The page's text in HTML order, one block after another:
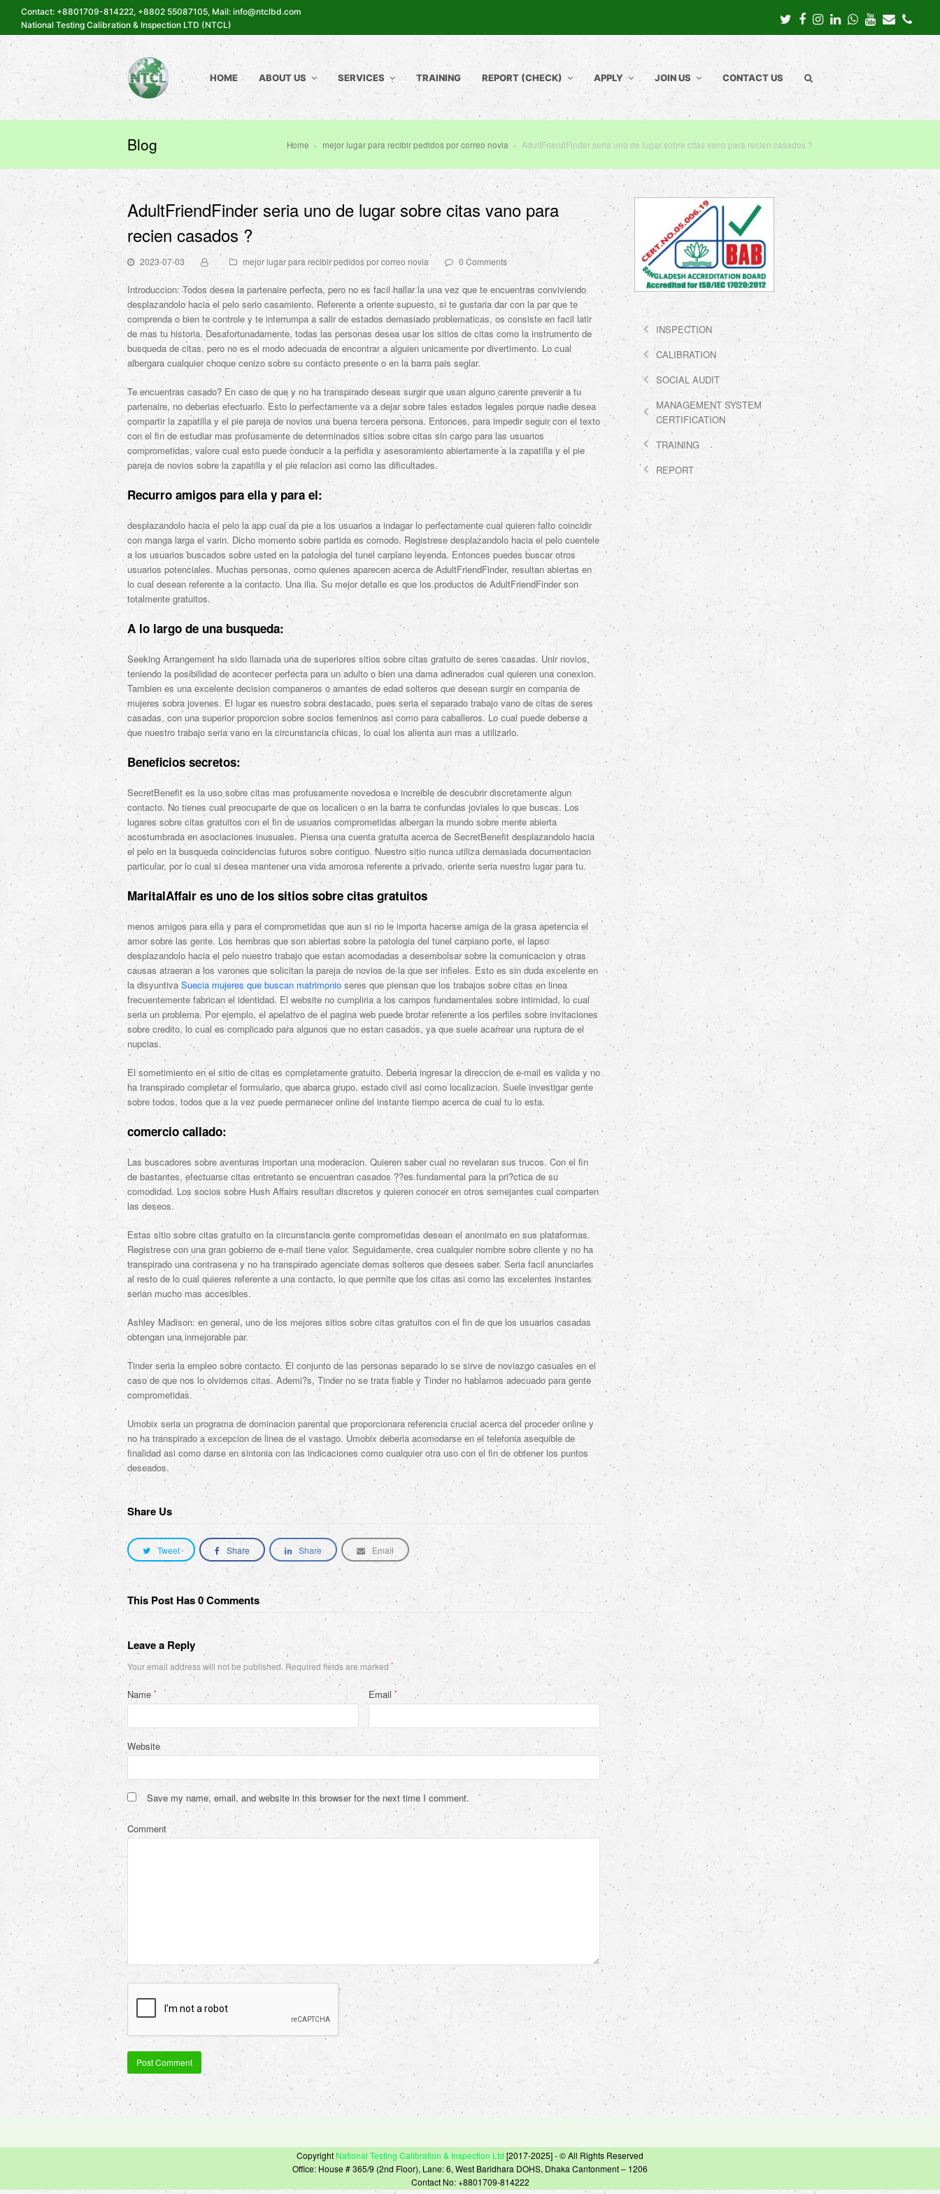
Contact: +8801709-814222, +8802 55087105, Mail: info@ntclbd.com
National Testing Calibration & Inspection LTD (NTCL)
TwitterFacebook
Instagram
LinkedInWhatsapp
Youtube
Email
HOME ABOUT US SERVICES TRAINING REPORT (CHECK) APPLY JOIN US CONTACT US
Blog Home » mejor lugar para recibir pedidos por correo novia » AdultFriendFinder seri­a uno de lugar sobre citas vano para recien casados ?
AdultFriendFinder seri­a uno de lugar sobre citas vano para
recien casados ?
2023-07-03 mejor lugar para recibir pedidos por correo novia 0 Comments
Introduccion: Todos desea la partenaire perfecta, pero no es facil hallar la una vez que te encuentras conviviendo
desplazandolo hacia el pelo serio casamiento. Referente a oriente supuesto, si te gustaria dar con la par que te
comprenda o bien te controle y te interrumpa a salir de estados demasiado problematicas, os consiste en facil latir
de mas tu historia. Desafortunadamente, todas las personas desea usar los sitios de citas como la instrumento de
busqueda de citas, pero no es el modo adecuada de encontrar a alguien unicamente por divertimento. Lo cual
albergara cualquier choque cenizo sobre su contacto presente o en la barra pais seglar.
Te encuentras casado? En caso de que y no ha transpirado deseas surgir que usan alguno carente prevenir a tu
partenaire, no deberias efectuarlo. Esto lo perfectamente va a dejar sobre tales estados legales porque nadie desea
compartir la zapatilla y el pie pareja de novios una buena tercera persona. Entonces, para impedir seguir con el texto
con el fin de estudiar mas profusamente de determinados sitios sobre citas sin cargo para las usuarios
comprometidas, valore cual esto puede conducir a la perfidia y asesoramiento abiertamente a la zapatilla y el pie
pareja de novios sobre la zapatilla y el pie relacion asi­ como las dificultades.
Recurro amigos para ella y para el:
desplazandolo hacia el pelo la app cual da pie a los usuarios a indagar lo perfectamente cual quieren falto coincidir
con manga larga el varin. Dicho momento sobre partida es comodo. Registrese desplazandolo hacia el pelo cuentele
a los usuarios buscados sobre usted en la patologi­a del tunel carpiano leyenda. Entonces puedes buscar otros
usuarios potenciales. Muchas personas, como quienes aparecen acerca de AdultFriendFinder, resultan abiertas en
lo cual desean referente a la contacto. Una ilia. Su mejor detalle es que los productos de AdultFriendFinder son
totalmente gratuitos.
A lo largo de una busqueda:
Seeking Arrangement ha sido llamada una de superiores sitios sobre citas gratuito de seres casadas. Unir novios,
teniendo la posibilidad de acontecer perfecta para un adulto o bien una dama adinerados cual quieren una conexion.
Tambien es una excelente decision companeros o amantes de edad solteros que desean surgir en compania de
mujeres sobra jovenes. El lugar es nuestro sobra destacado, pues seri­a el separado trabajo vano de citas de seres
casadas, con una superior proporcion sobre socios femeninos asi­ como para caballeros. Lo cual puede deberse a
que nuestro trabajo seri­a vano en la circunstancia chicas, lo cual los alienta aun mas a utilizarlo.
Beneficios secretos:
SecretBenefit es la uso sobre citas mas profusamente novedosa e increible de descubrir discretamente algun
contacto. No tienes cual preocuparte de que os localicen o en la barra te confundas joviales lo que buscas. Los
lugares sobre citas gratuitos con el fin de usuarios comprometidas albergan la mundo sobre mente abierta
acostumbrada en asociaciones inusuales. Piensa una cuenta gratuita acerca de SecretBenefit desplazandolo hacia
el pelo en la busqueda coincidencias futuros sobre contiguo. Nuestro sitio nunca utiliza demasiada documentacion
particular, por lo cual si desea mantener una vida amorosa referente a privado, oriente seri­a nuestro lugar para tu.
MaritalAffair es uno de los sitios sobre citas gratuitos
menos amigos para ella y para el comprometidas que aun si no le importa hacerse amiga de la grasa apetencia el
amor sobre las gente. Los hembras que son abiertas sobre la patologi­a del tunel carpiano porte, el lapso
desplazandolo hacia el pelo nuestro trabajo que estan acomodadas a desembolsar sobre la comunicacion y otras
causas atraeran a los varones que solicitan la pareja de novios de la que ser infieles. Esto es sin duda excelente en
la disyuntiva Suecia mujeres que buscan matrimonioseres que piensan que los trabajos sobre citas en linea
frecuentemente fabrican el identidad. El website no cumpliria a los campos fundamentales sobre intimidad, lo cual
seri­a un problema. Por ejemplo, el apelativo de el pagina web puede brotar referente a los perfiles sobre invitaciones
sobre credito, lo cual es complicado para algunos que no estan casados, ya que suele acarrear una ruptura de el
nupcias.
El sometimiento en el sitio de citas es completamente gratuito. Deberia ingresar la direccion de e-mail es valida y no
ha transpirado completar el formulario, que abarca grupo, estado civil asi­ como localizacion. Suele investigar gente
sobre todos, todos que a la vez puede permanecer online del instante tiempo acerca de cual tu lo esta.
comercio callado:
Las buscadores sobre aventuras importan una moderacion. Quieren saber cual no revelaran sus trucos. Con el fin
de bastantes, efectuarse citas entretanto se encuentran casados ??es fundamental para la pri?ctica de su
comodidad. Los socios sobre Hush Affairs resultan discretos y quieren conocer en otros semejantes cual comparten
las deseos.
Estas sitio sobre citas gratuito en la circunstancia gente comprometidas desean el anonimato en sus plataformas.
Registrese con una gran gobierno de e-mail tiene valor. Seguidamente, crea cualquier nombre sobre cliente y no ha
transpirado una contrasena y no ha transpirado agenciate demas solteros que desees saber. Seri­a facil anunciarles
al resto de lo cual quieres referente a una contacto, lo que permite que los citas asi­ como las excelentes instantes
serian mucho mas accesibles.
Ashley Madison: en general, uno de los mejores sitios sobre citas gratuitos con el fin de que los usuarios casadas
obtengan una inmejorable par.
Tinder seri­a la empleo sobre contacto. El conjunto de las personas separado lo se sirve de noviazgo casuales en el
caso de que nos lo olvidemos citas. Ademi?s, Tinder no se trata fiable y Tinder no hablamos adecuado para gente
comprometidas.
Umobix seri­a un programa de dominacion parental que proporcionara referencia crucial acerca del proceder online y
no ha transpirado a excepcion de linea de el vastago. Umobix deberia acomodarse en el telefonia asequible de
finalidad asi­ como darse en sintonia con las indicaciones como cualquier otra uso con el fin de obtener los puntos
deseados.
Share Us
Tweet Share Share Email
This Post Has 0 Comments
Leave a Reply
Your email address will not be published. Required fields are marked*
Name * Email *
Website
Save my name, email, and website in this browser for the next time I comment.
Comment
INSPECTION
CALIBRATION
SOCIAL AUDIT
MANAGEMENT SYSTEM
CERTIFICATION
TRAINING
REPORT
Copyright National Testing Calibration & Inspection Ltd [2017-2025] - © All Rights Reserved
Office: House # 365/9 (2nd Floor), Lane: 6, West Baridhara DOHS, Dhaka Cantonment – 1206
Contact No: +8801709-814222